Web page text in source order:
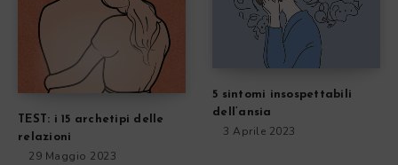
TEST: i 15 archetipi delle
relazioni
29 Maggio 2023
5 sintomi insospettabili
dell’ansia
3 Aprile 2023